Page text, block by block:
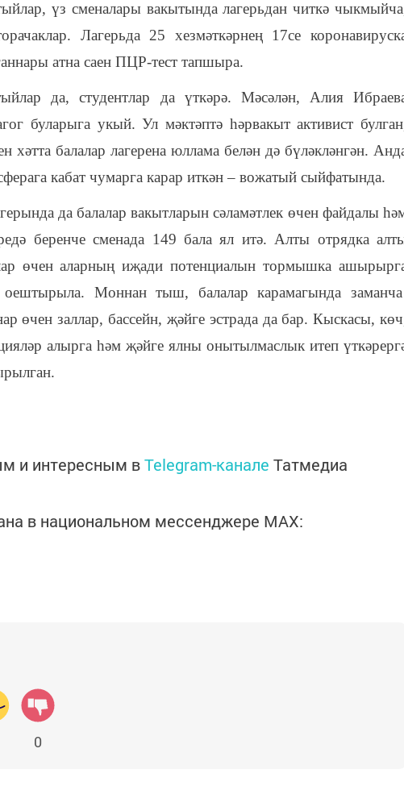
, үз сменалары вакытында лагерьдан читкә
р. Лагерьда 25 хезмәткәрнең 17се коронавирус
атна саен ПЦР-тест тапшыра.
да, студентлар да үткәрә. Мәсәлән, Алия
буларыга укый. Ул мәктәптә һәрвакыт активист
хәтта балалар лагерена юллама белән дә бүләкләнгән.
кабат чумарга карар иткән – вожатый сыйфатында.
да балалар вакытларын сәламәтлек өчен файдалы
беренче сменада 149 бала ял итә. Алты отрядка
өчен аларның иҗади потенциалын тормышка ашыр
оештырыла. Моннан тыш, балалар карамагында заманча
өчен заллар, бассейн, җәйге эстрада да бар. Кыскасы,
алырга һәм җәйге ялны онытылмаслык итеп
и интересным вTelegram-канале Татмедиа
в национальном мессенджере MАХ:
0